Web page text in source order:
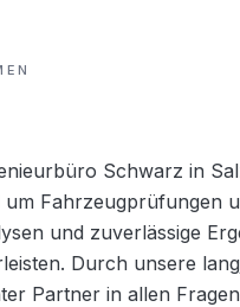
Schwarz in
um Fahrzeugprüfungen
und zuverlässige
Durch unsere
Partner in allen